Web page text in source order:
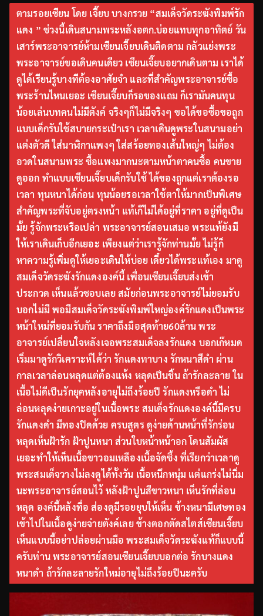
ตามรอยเซียน โดย เจี๊ยบ บางกรวย “สมเด็จวัดระฆังพิมพ์รัก
แดง ” ช่วงนี้เดินสนามพระหลังอตก.บ่อยแทบทุกอาทิตย์ วัน
เสาร์พระอาจารย์ห้ามเซียนเจี๊ยบเดินติดตาม กลัวแย่งพระ
พระอาจารย์ขอเดินคนเดียว เซียนเจี๊ยบอยากเดินตาม เราได้
ดูได้เรียนรู้บางทีต้องอาศัยจำ และที่สำคัญพระอาจารย์ซื้อ
พระร้านไหนเยอะ เซียนเจี๊ยบก็รอของแถม ก็เรามันคนทุน
น้อยเล่นบทคนไม่มีตังค์ จริงๆก็ไม่มีจริงๆ ขอได้ขอซื้อขอถูก
แบบเด็กรับใช้สบายกระเป๋าเรา เวลาเดินดูพระในสนามอย่า
แต่งตัวดี ใส่นาฬิกาแพงๆ ใส่สร้อยทองเส้นใหญ่ๆ ไม่ต้อง
อวดในสนามพระ ซื้อแพงมากนะตามหน้าตาคนซื้อ คนขาย
ดูออก ทำแบบเซียนเจี๊ยบเด็กรับใช้ ได้ของถูกแต่เราต้องรอ
เวลา ทุนหนาได้ก่อน ทุนน้อยรอเวลาใช้ตาให้มากเป็นพิเศษ
สำคัญพระที่จับอยู่ตรงหน้า แท้เก๊ไม่ได้อยู่ที่ราคา อยู่ที่ดูเป็น
มั้ย รู้จักพระหรือเปล่า พระอาจารย์สอนเสมอ พระแท้ยังมี
ให้เราเดินเก็บอีกเยอะ เพียงแต่ว่าเรารู้จักท่านมั้ย ไม่รู้ก็
หาความรู้เพิ่มดูให้เยอะเดินให้บ่อย เดี๋ยวได้พระแท้เอง มาดู
สมเด็จวัดระฆังรักแดงองค์นี้ เพื่อนเซียนเจี๊ยบส่งเข้า
ประกวด เห็นแล้วชอบเลย สมัยก่อนพระอาจารย์ไม่ยอมรับ
บอกไม่มี พอมีสมเด็จวัดระฆังพิมพ์ใหญ่องค์รักแดงเป็นพระ
หน้าใหม่ที่ยอมรับกัน ราคาถึงมือสุดท้าย60ล้าน พระ
อาจารย์เปลี่ยนใจหลังเจอพระสมเด็จลงรักแดง บอกเก๊หมด
เริ่มมาดูรักวิเคราะห์ได้ว่า รักแดงทาบาง รักหนาสีดำ ผ่าน
กาลเวลาล่อนหลุดแต่ต้องแห้ง หลุดเป็นชิ้น ถ้ารักละลาย ใน
เนื้อไม่ดีเป็นรักยุคหลังอายุไม่ถึงร้อยปี รักแดงหรือดำ ไม่
ล่อนหลุดง่ายเกาะอยู่ในเนื้อพระ สมเด็จรักแดงองค์นี้มีครบ
รักแดงดำ มีทองปิดด้วย ครบสูตร ดูง่ายด้านหน้าที่รักร่อน
หลุดเห็นฝ้ารัก ฝ้าปูนหนา ส่วนใบหน้าหน้าอก โดนสัมผัส
เยอะทำให้เห็นเนื้อขาวอมเหลืองเนื้อจัดซึ้ง ที่เรียกว่าเวลาดู
พระสมเด็จวางไม่ลงดูได้ทั้งวัน เนื้อหนึกหนุ่ม แต่แกร่งไม่นิ่ม
นะพระอาจารย์สอนไว้ หลังฝ้าปูนสีขาวหนา เห็นรักที่ล่อน
หลุด องค์นี้หลังทื่อ ส่องดูมีรอยยุบให้เห็น ข้างหนามีเศษทอง
เข้าไปในเนื้อดูง่ายจ่ายตังค์เลย ข้างตอกตัดสไตส์เซียนเจี๊ยบ
เห็นแบบนี้อย่าปล่อยผ่านมือ พระสมเด็จวัดระฆังแท้ก็แบบนี้
ครับท่าน พระอาจารย์สอนเซียนเจี๊ยบบอกต่อ รักบางแดง
หนาดำ ถ้ารักละลายรักใหม่อายุไม่ถึงร้อยปีนะครับ